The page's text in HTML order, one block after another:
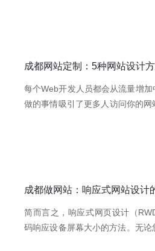
用人类大脑的工作方式，使它们
每个Web开发人员都会从流量增
做的事情吸引了更多人访问你的
成都做网站：响应式网站设计
简而言之，响应式网页设计（
码响应设备屏幕大小的方法。无